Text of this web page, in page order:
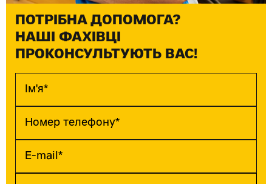
ПОТРІБНА ДОПОМОГА?
НАШІ ФАХІВЦІ
ПРОКОНСУЛЬТУЮТЬ ВАС!